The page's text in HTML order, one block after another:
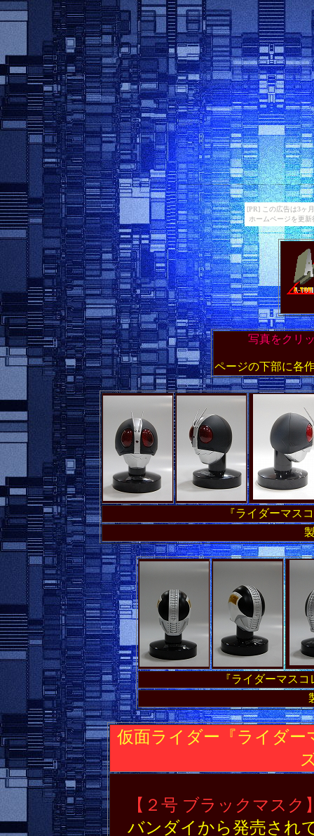
[PR] この広告は3ヶ
ホームページを更
写真をクリ
ページの下部に各
『ライダーマス
『ライダーマスコ
仮面ライダー『ライダ
【２号 ブラックマスク
バンダイから発売され